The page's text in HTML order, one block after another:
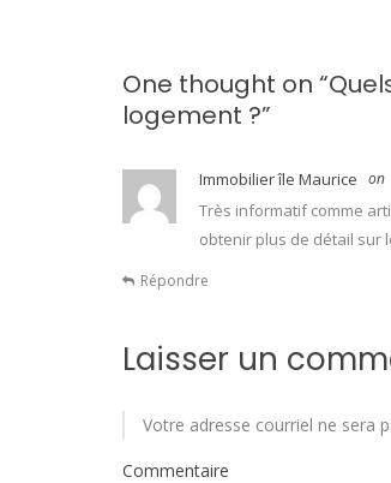
c
l
e
One thought on “
logement ?”
Immobilier île Maurice
Très informatif comme
obtenir plus de détail sur
Répondre
Laisser un
Votre adresse courriel ne sera
Commentaire